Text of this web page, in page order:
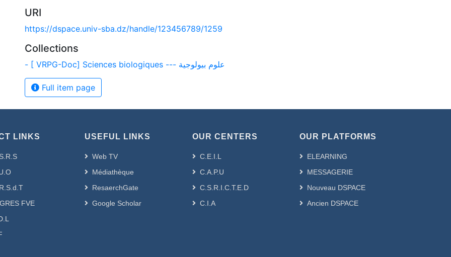
URI
https://dspace.univ-sba.dz/handle/123456789/1259
Collections
- [ VRPG-Doc] Sciences biologiques --- علوم بيولوجية
Full item page
LINKS
FVE
USEFUL LINKS
Web TV
Médiathèque
ResaerchGate
Google Scholar
OUR CENTERS
C.E.I.L
C.A.P.U
C.S.R.I.C.T.E.D
C.I.A
OUR PLATFORMS
ELEARNING
MESSAGERIE
Nouveau DSPACE
Ancien DSPACE